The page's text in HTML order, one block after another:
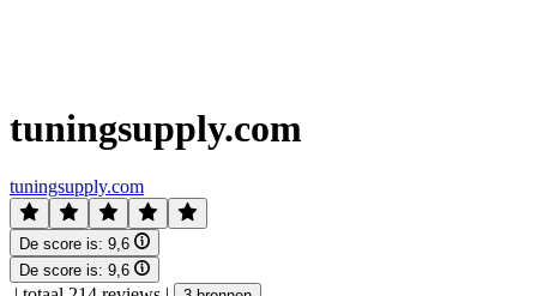
tuningsupply.com
tuningsupply.com
De score is: 9,6
De score is: 9,6